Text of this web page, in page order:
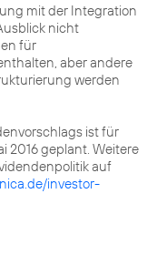
mit der Integration
nicht
für
aber andere
werden
ist für
2016 geplant. Weitere
auf
investor-